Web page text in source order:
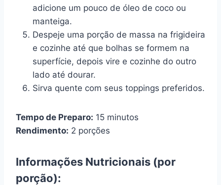
adicione um pouco de óleo de coco ou
manteiga.
Despeje uma porção de massa na frigideira
e cozinhe até que bolhas se formem na
superfície, depois vire e cozinhe do outro
lado até dourar.
Sirva quente com seus toppings preferidos.
Tempo de Preparo: 15 minutos
Rendimento: 2 porções
Informações Nutricionais (por
porção):